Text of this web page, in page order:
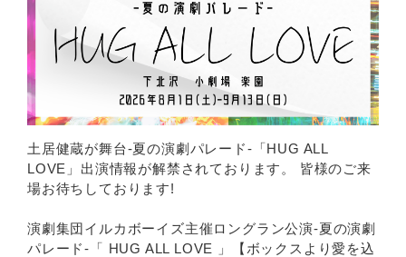
土居健蔵が舞台-夏の演劇パレード-「HUG ALL
LOVE」出演情報が解禁されております。 皆様のご来
場お待ちしております!
演劇集団イルカボーイズ主催ロングラン公演-夏の演劇
パレード-「 HUG ALL LOVE 」【ボックスより愛を込